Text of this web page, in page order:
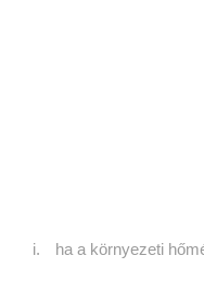
ha a környezeti